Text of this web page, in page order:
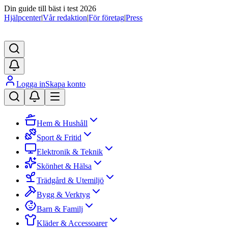
Din guide till bäst i test 2026
Hjälpcenter|Vår redaktion|För företag|Press
Logga inSkapa konto
Hem & Hushåll
Sport & Fritid
Elektronik & Teknik
Skönhet & Hälsa
Trädgård & Utemiljö
Bygg & Verktyg
Barn & Familj
Kläder & Accessoarer